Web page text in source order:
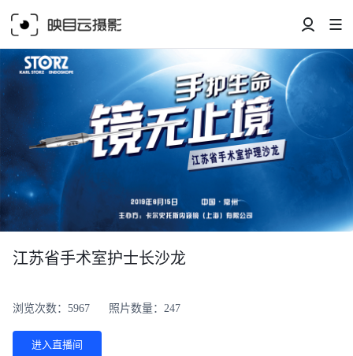
江苏省手术室护士长沙龙
浏览次数：5967 照片数量：247
进入直播间